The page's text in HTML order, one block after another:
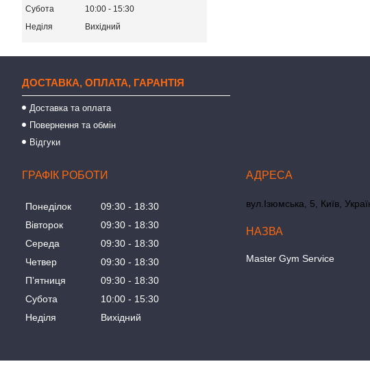
Субота
10:00
15:30
Неділя
Вихідний
ДОСТАВКА, ОПЛАТА, ГАРАНТІЯ
Доставка та оплата
Повернення та обмін
Відгуки
ГРАФІК РОБОТИ
Понеділок 09:30
18:30
Вівторок
09:30
18:30
Середа
09:30
18:30
Четвер
09:30
18:30
Пʼятниця
09:30
18:30
Субота
10:00
15:30
Неділя
Вихідний
вул.Ізюмська, 5, Київ,
Master Gym Service